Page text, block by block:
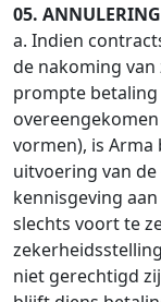
05. ANNULERING
a. Indien
de nakoming
prompte
vormen), is
uitvoering van
kennisgeving
slechts voort te
niet gerechtigd